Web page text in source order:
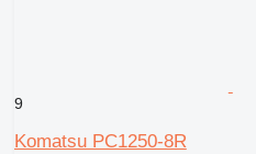
9
Komatsu PC1250-8R